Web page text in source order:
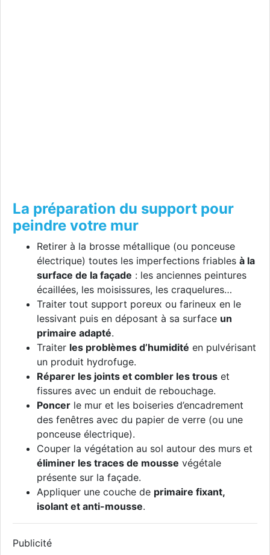
La préparation du support pour
peindre votre mur
Retirer à la brosse métallique (ou ponceuse
électrique) toutes les imperfections friables à la
surface de la façade : les anciennes peintures
écaillées, les moisissures, les craquelures…
Traiter tout support poreux ou farineux en le
lessivant puis en déposant à sa surface un
primaire adapté.
Traiter les problèmes d’humidité en pulvérisant
un produit hydrofuge.
Réparer les joints et combler les trous et
fissures avec un enduit de rebouchage.
Poncer le mur et les boiseries d’encadrement
des fenêtres avec du papier de verre (ou une
ponceuse électrique).
Couper la végétation au sol autour des murs et
éliminer les traces de mousse végétale
présente sur la façade.
Appliquer une couche de primaire fixant,
isolant et anti-mousse.
Publicité